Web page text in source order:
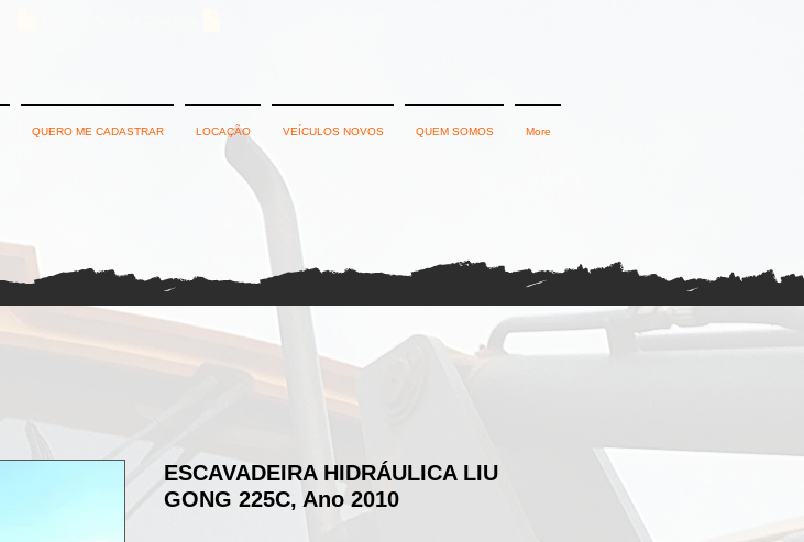
QUERO ME CADASTRAR LOCAÇÃO VEÍCULOS NOVOS QUEM SOMOS More
ESCAVADEIRA HIDRÁULICA LIU
GONG 225C, Ano 2010